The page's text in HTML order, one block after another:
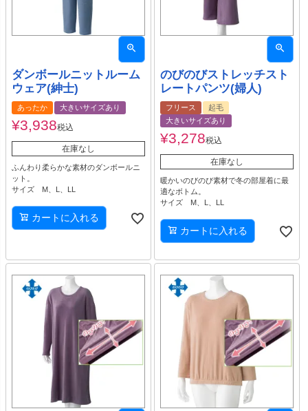
ダンボールニットルーム
ウェア(紳士)
あったか 大きいサイズあり
¥3,938税込
在庫なし
ふんわり柔らかな素材のダンボールニ
ット。
サイズ M、L、LL
カートに入れる
のびのびストレッチスト
レートパンツ(婦人)
フリース
起毛
大きいサイズあり
¥3,278税込
在庫なし
暖かいのびのび素材で冬の部屋着に最
適なボトム。
サイズ M、L、LL
カートに入れる